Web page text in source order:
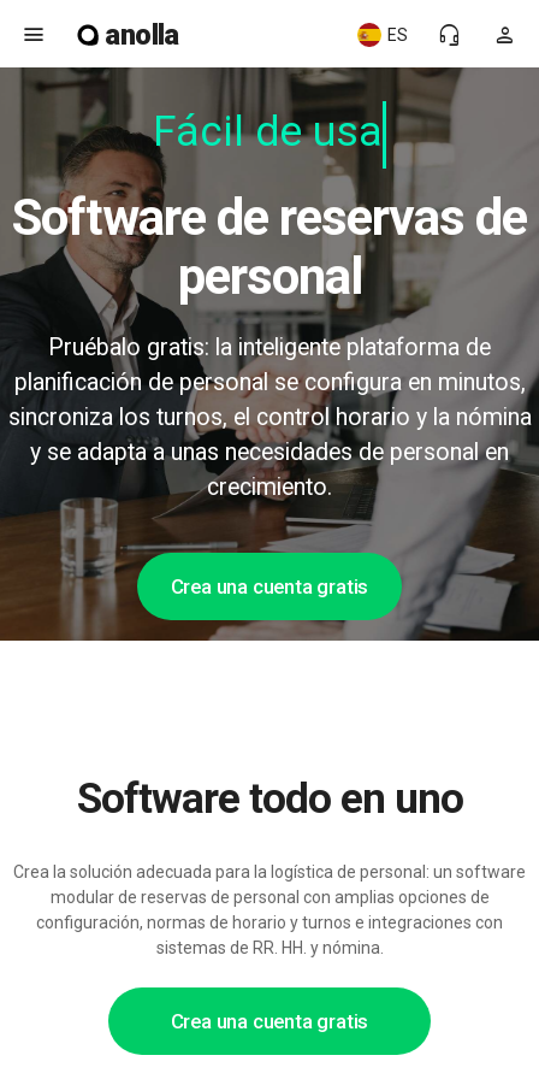
menu anolla person
headset_mic
ES
Fácil de usar
Software de reservas de
personal
Pruébalo gratis: la inteligente plataforma de
planificación de personal se configura en minutos,
sincroniza los turnos, el control horario y la nómina
y se adapta a unas necesidades de personal en
crecimiento.
Crea una cuenta gratis
Crea una cuenta gratis
Software todo en uno
Crea la solución adecuada para la logística de personal: un software
modular de reservas de personal con amplias opciones de
configuración, normas de horario y turnos e integraciones con
sistemas de RR. HH. y nómina.